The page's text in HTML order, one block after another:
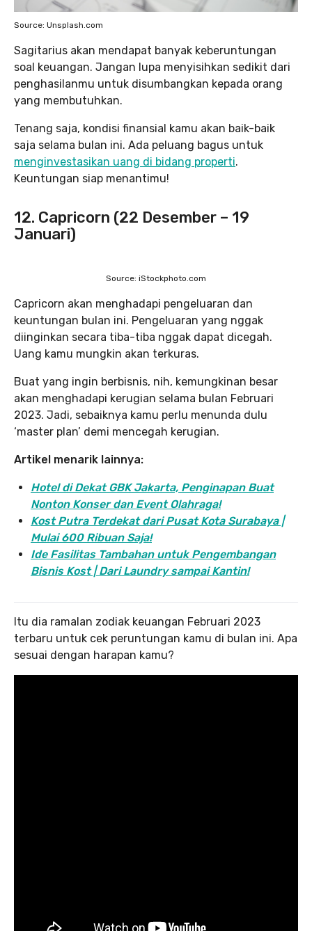
Source: Unsplash.com
Sagitarius akan mendapat banyak keberuntungan
soal keuangan. Jangan lupa menyisihkan sedikit dari
penghasilanmu untuk disumbangkan kepada orang
yang membutuhkan.
Tenang saja, kondisi finansial kamu akan baik-baik
saja selama bulan ini. Ada peluang bagus untuk
menginvestasikan uang di bidang properti.
Keuntungan siap menantimu!
12. Capricorn (22 Desember – 19
Januari)
Source: iStockphoto.com
Capricorn akan menghadapi pengeluaran dan
keuntungan bulan ini. Pengeluaran yang nggak
diinginkan secara tiba-tiba nggak dapat dicegah.
Uang kamu mungkin akan terkuras.
Buat yang ingin berbisnis, nih, kemungkinan besar
akan menghadapi kerugian selama bulan Februari
2023. Jadi, sebaiknya kamu perlu menunda dulu
‘master plan’ demi mencegah kerugian.
Artikel menarik lainnya:
Hotel di Dekat GBK Jakarta, Penginapan Buat
Nonton Konser dan Event Olahraga!
Kost Putra Terdekat dari Pusat Kota Surabaya |
Mulai 600 Ribuan Saja!
Ide Fasilitas Tambahan untuk Pengembangan
Bisnis Kost | Dari Laundry sampai Kantin!
Itu dia ramalan zodiak keuangan Februari 2023
terbaru untuk cek peruntungan kamu di bulan ini. Apa
sesuai dengan harapan kamu?